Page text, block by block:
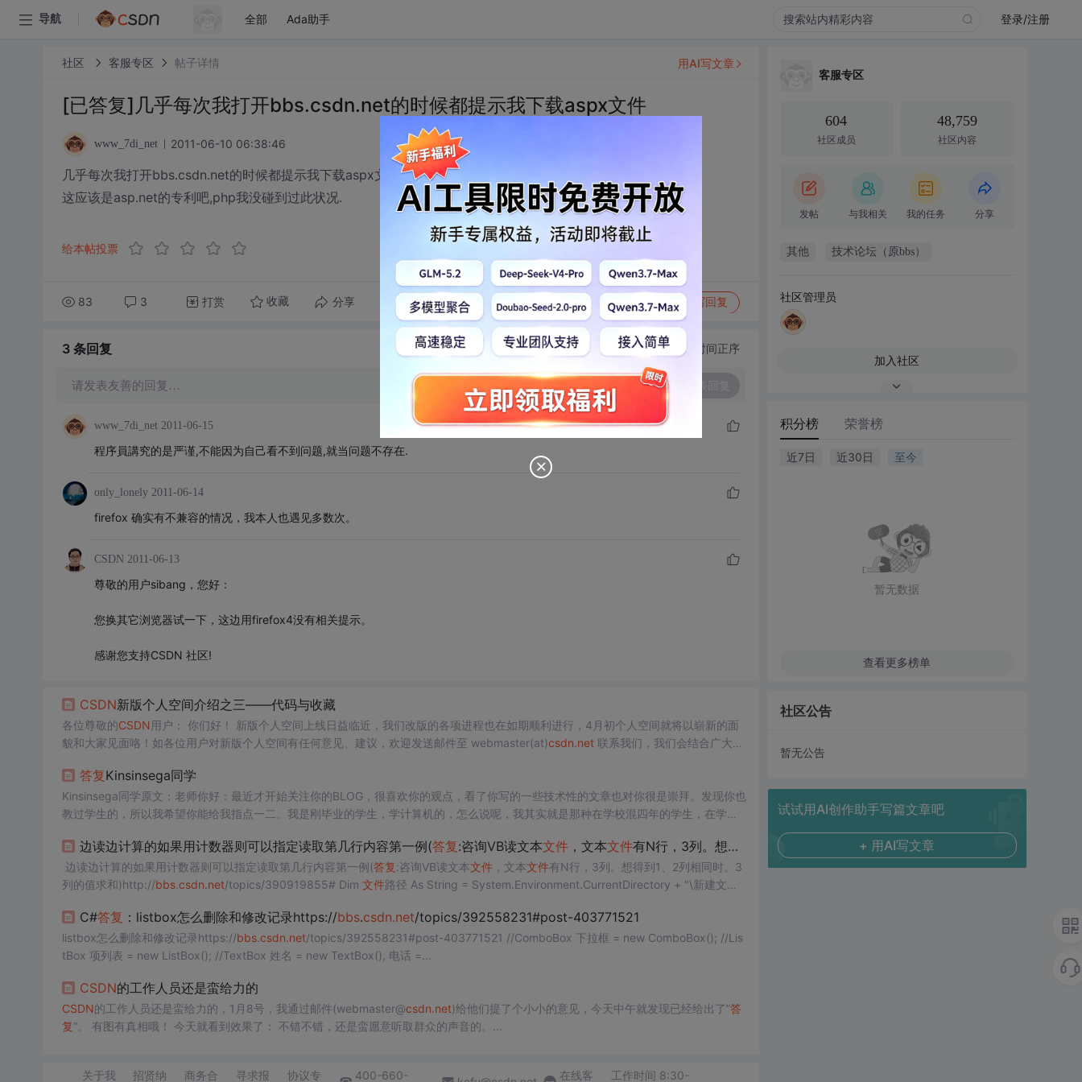
导航 全部 Ada助手 登录/注册
社区 客服专区 帖子详情
[已答复]几乎每次我打开bbs.csdn.net的时候都提示我下载aspx文件
www_7di_net 2011-06-10 06:38:46
几乎每次我打开bbs.csdn.net的时候都提示我下载aspx文件,我用的浏览器是firefox4
这应该是asp.net的专利吧,php我没碰到过此状况.
给本帖投票
83 3 打赏 收藏 分享 转发到动态 举报 写回复
用AI写文章
3 条回复 切换为时间正序
请发表友善的回复…
www_7di_net 2011-06-15
程序員講究的是严谨,不能因为自己看不到问题,就当问题不存在.
only_lonely 2011-06-14
firefox 确实有不兼容的情况，我本人也遇见多数次。
CSDN 2011-06-13
尊敬的用户sibang，您好：
您换其它浏览器试一下，这边用firefox4没有相关提示。
感谢您支持CSDN 社区!
CSDN新版个人空间介绍之三——代码与收藏
各位尊敬的CSDN用户： 你们好！ 新版个人空间上线日益临近，我们改版的各项进程也在如期顺利进行，4月初个人空间就将以崭新的面
貌和大家见面咯！如各位用户对新版个人空间有任何意见、建议，欢迎发送邮件至 webmaster(at)csdn.net联系我们，我们会结合广大用
答复Kinsinsega同学
Kinsinsega同学原文：老师你好：最近才开始关注你的BLOG，很喜欢你的观点，看了你写的一些技术性的文章也对你很是崇拜。发现你也
教过学生的，所以我希望你能给我指点一二。我是刚毕业的学生，学计算机的，怎么说呢，我其实就是那种在学校混四年的学生，在学校
一个老师学习del
边读边计算的如果用计数器则可以指定读取第几行内容第一例(答复:咨询VB读文本文件，文本文件有N行，3列。想得到1、2列相同时。3列的值求和)http:// .net
边读边计算的如果用计数器则可以指定读取第几行内容第一例(答复:咨询VB读文本文件，文本文件有N行，3列。想得到1、2列相同时。3
列的值求和)http://bbs. csdn.net /topics/390919855# Dim 文件路径 As String = System.Environment.CurrentDirectory + "\新建文本
C#答复 ：listbox怎么删除和修改记录https://bbs.csdn.net/topics/392558231#post-403771521
listbox怎么删除和修改记录https://bbs. csdn.net/topics/392558231#post-403771521 //ComboBox 下拉框 = new ComboBox(); //Lis
tBox 项列表 = new ListBox(); //TextBox 姓名 = new TextBox(), 电话 =...
CSDN的工作人员还是蛮给力的
CSDN的工作人员还是蛮给力的，1月8号，我通过邮件(webmaster@csdn.net)给他们提了个小小的意见，今天中午就发现已经给出了”答
复
“。 有图有真相哦！ 今天就看到效果了： 不错不错，还是蛮愿意听取群众的声音的。...
关于我
招贤纳
商务合
寻求报
协议专
400-660-
在线客
工作时间 8:30-
客服专区
604
社区成员
48,759
社区内容
发帖 与我相关 我的任务 分享
其他 技术论坛（原bbs）
社区管理员
加入社区
积分榜 荣誉榜
近7日 近30日 至今
暂无数据
查看更多榜单
社区公告
暂无公告
试试用AI创作助手写篇文章吧
+ 用AI写文章